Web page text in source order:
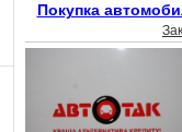
Покупка